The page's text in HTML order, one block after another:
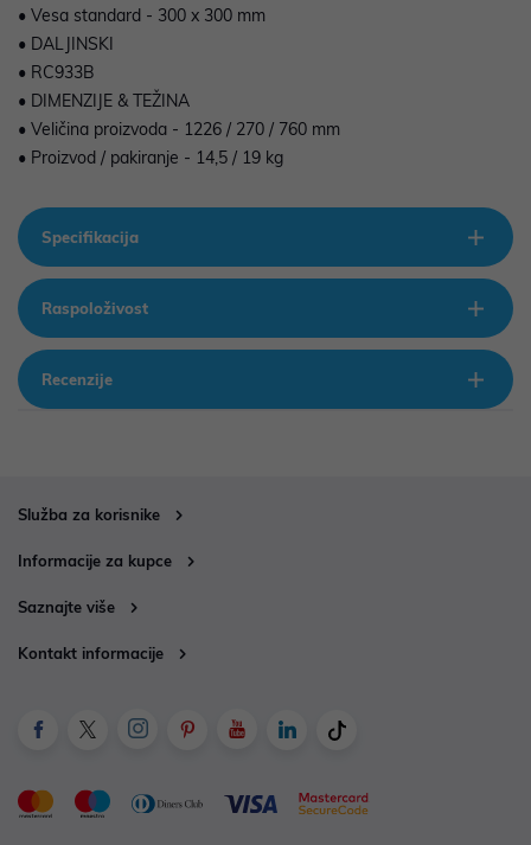
• Vesa standard - 300 x 300 mm
• DALJINSKI
• RC933B
• DIMENZIJE & TEŽINA
• Veličina proizvoda - 1226 / 270 / 760 mm
• Proizvod / pakiranje - 14,5 / 19 kg
Specifikacija
Raspoloživost
Recenzije
Služba za korisnike
Informacije za kupce
Saznajte više
Kontakt informacije